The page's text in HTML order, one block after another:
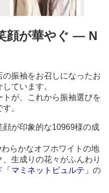
顔が華やぐ ― N
振袖をお召しになったお
ています。
が、これから振袖選びを
。
が印象的な10969様の成
らかなオフホワイトの地
生成りの花々がふんわり
「マミネットピュルテ」 の